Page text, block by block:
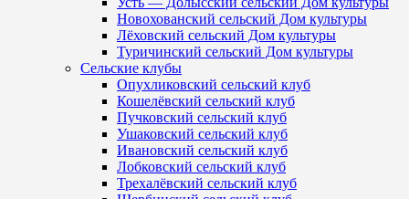
Новохованский сельский Дом культуры
Лёховский сельский Дом культуры
Туричинский сельский Дом культуры
Сельские клубы
Опухликовский сельский клуб
Кошелёвский сельский клуб
Пучковский сельский клуб
Ушаковский сельский клуб
Ивановский сельский клуб
Лобковский сельский клуб
Трехалёвский сельский клуб